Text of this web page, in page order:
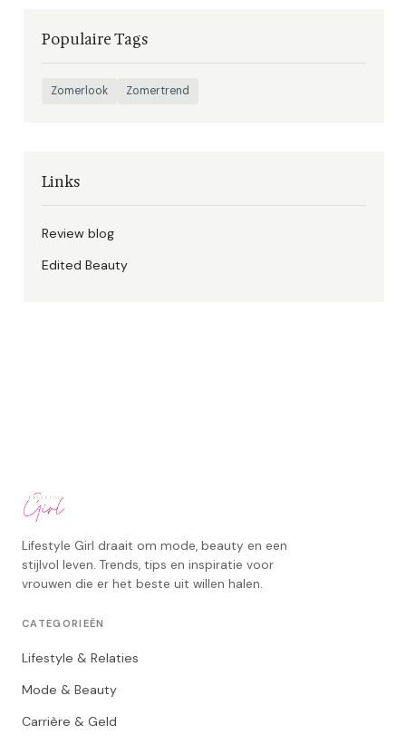
Populaire Tags
Zomerlook Zomertrend
Links
Review blog
Edited Beauty
Lifestyle Girl draait om mode, beauty en een
stijlvol leven. Trends, tips en inspiratie voor
vrouwen die er het beste uit willen halen.
CATEGORIEËN
Lifestyle & Relaties
Mode & Beauty
Carrière & Geld